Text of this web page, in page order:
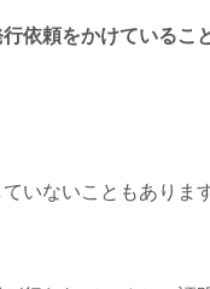
依頼をかけていること
いないこともありま